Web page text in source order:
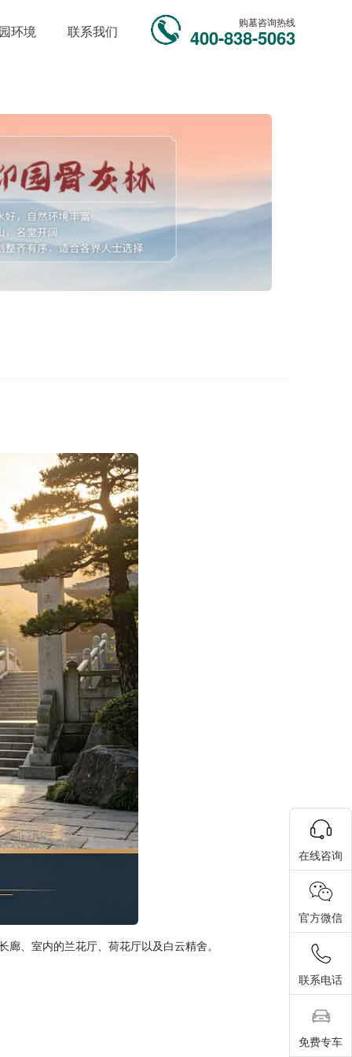
环境 联系我们
购墓咨询热线
400-838-5063
、室内的兰花厅、荷花厅以及白云精舍。
在线咨询
官方微信
联系电话
免费专车